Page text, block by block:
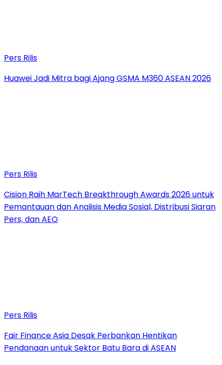
Pers Rilis
Huawei Jadi Mitra bagi Ajang GSMA M360 ASEAN 2026
Pers Rilis
Cision Raih MarTech Breakthrough Awards 2026 untuk
Pemantauan dan Analisis Media Sosial, Distribusi Siaran
Pers, dan AEO
Pers Rilis
Fair Finance Asia Desak Perbankan Hentikan
Pendanaan untuk Sektor Batu Bara di ASEAN